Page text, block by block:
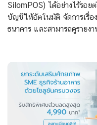
SilomPOS) ได้อย่างไร้รอ
บัญชีให้อัตโนมัติ จัดการเรื่
ธนาคาร และสามารถดูราย